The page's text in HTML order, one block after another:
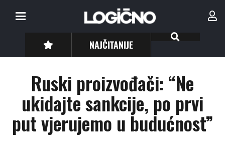
NAJČITANIJE
Ruski proizvođači: “Ne
ukidajte sankcije, po prvi
put vjerujemo u budućnost”